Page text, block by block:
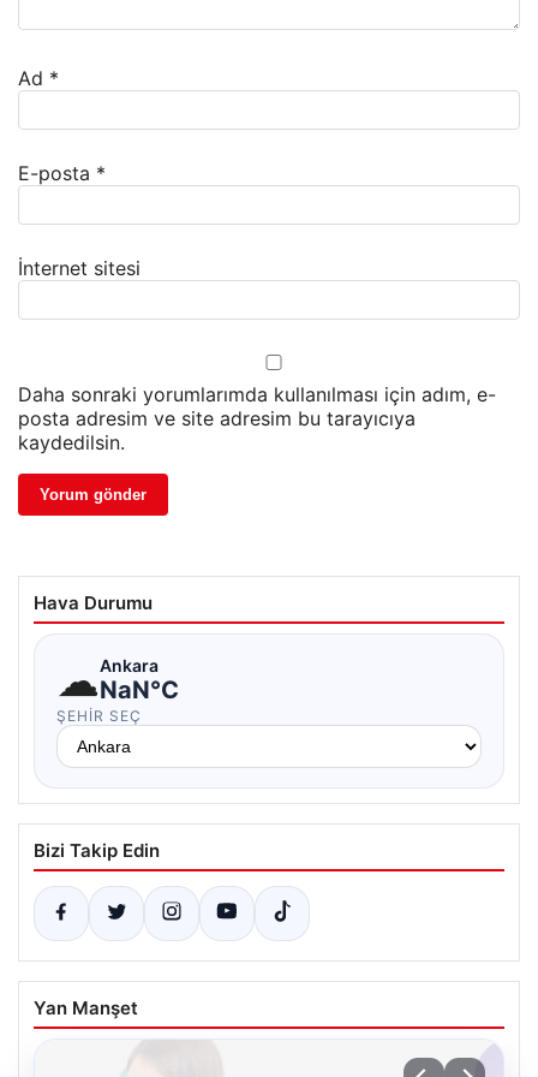
Ad *
E-posta *
İnternet sitesi
Daha sonraki yorumlarımda kullanılması için adım, e-
posta adresim ve site adresim bu tarayıcıya
kaydedilsin.
Hava Durumu
☁Ankara
NaN°C
ŞEHIR SEÇ
Bizi Takip Edin
Yan Manşet